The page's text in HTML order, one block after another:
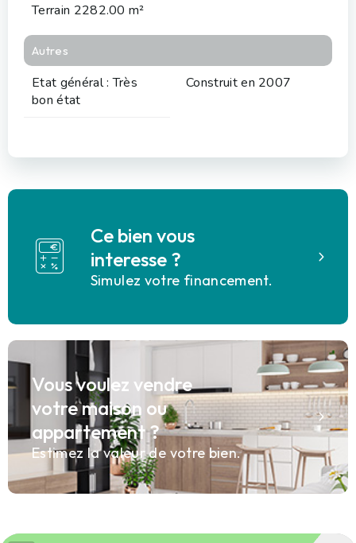
Terrain 2282.00 m²
Autres
Etat général : Très
bon état
Construit en 2007
Ce bien vous
interesse ?
Simulez votre financement.
Vous voulez vendre
votre maison ou
appartement ?
Estimez la valeur de votre bien.